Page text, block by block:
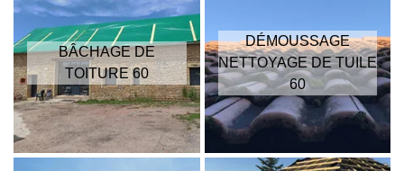
BÂCHAGE DE
TOITURE 60
DÉMOUSSAGE
NETTOYAGE DE TUILE
60